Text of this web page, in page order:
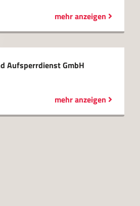
mehr anzeigen
Aufsperrdienst GmbH
mehr anzeigen